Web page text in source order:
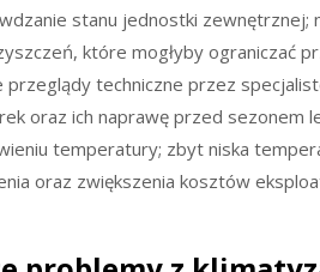
stanu jednostki zewnętrznej;
które mogłyby ograniczać
techniczne przez
oraz ich naprawę przed sezonem
temperatury; zbyt niska
oraz zwiększenia kosztów